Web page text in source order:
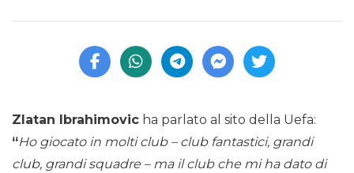
Zlatan Ibrahimovic ha parlato al sito della Uefa:
“Ho giocato in molti club – club fantastici, grandi
club, grandi squadre – ma il club che mi ha dato di